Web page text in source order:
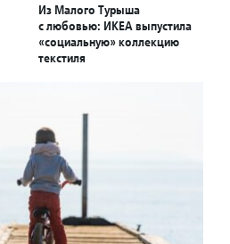
Из Малого Турыша
с любовью: ИКЕА выпустила
«социальную» коллекцию
текстиля